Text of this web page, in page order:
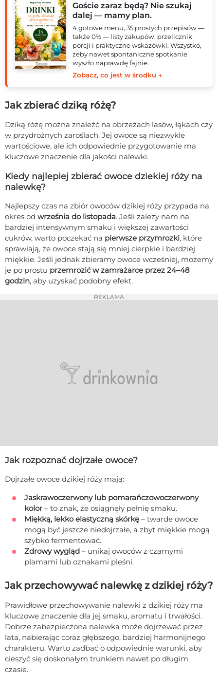
Goście zaraz będą? Nie szukaj
dalej — mamy plan.
4 gotowe menu, 35 prostych przepisów —
także 0% — listy zakupów, przelicznik
porcji i praktyczne wskazówki. Wszystko,
żeby nawet spontaniczne spotkanie
wyszło naprawdę fajnie.
Zobacz, co jest w środku →
Jak zbierać dziką różę?
Dziką różę można znaleźć na obrzeżach lasów, łąkach czy
w przydrożnych zaroślach. Jej owoce są niezwykle
wartościowe, ale ich odpowiednie przygotowanie ma
kluczowe znaczenie dla jakości nalewki.
Kiedy najlepiej zbierać owoce dziekiej róży na
nalewkę?
Najlepszy czas na zbiór owoców dzikiej róży przypada na
okres od września do listopada. Jeśli zależy nam na
bardziej intensywnym smaku i większej zawartości
cukrów, warto poczekać na pierwsze przymrozki, które
sprawiają, że owoce stają się mniej cierpkie i bardziej
miękkie. Jeśli jednak zbieramy owoce wcześniej, możemy
je po prostu przemrozić w zamrażarce przez 24–48
godzin, aby uzyskać podobny efekt.
REKLAMA
Jak rozpoznać dojrzałe owoce?
Dojrzałe owoce dzikiej róży mają:
Jaskrawoczerwony lub pomarańczowoczerwony
kolor – to znak, że osiągnęły pełnię smaku.
Miękką, lekko elastyczną skórkę – twarde owoce
mogą być jeszcze niedojrzałe, a zbyt miękkie mogą
szybko fermentować.
Zdrowy wygląd – unikaj owoców z czarnymi
plamami lub oznakami pleśni.
Jak przechowywać nalewkę z dzikiej róży?
Prawidłowe przechowywanie nalewki z dzikiej róży ma
kluczowe znaczenie dla jej smaku, aromatu i trwałości.
Dobrze zabezpieczona nalewka może dojrzewać przez
lata, nabierając coraz głębszego, bardziej harmonijnego
charakteru. Warto zadbać o odpowiednie warunki, aby
cieszyć się doskonałym trunkiem nawet po długim
czasie.